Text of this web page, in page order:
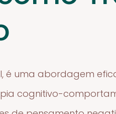
é uma abordagem
cognitivo-